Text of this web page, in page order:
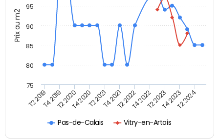
Prix au m2
Pas-de-Calais Vitry-en-Artois
T2 2019T4 2019T2 2020T4 2020T2 2021T4 2021T2 2022T4 2022T2 2023T4 2023T2 2024
75
80
85
90
95